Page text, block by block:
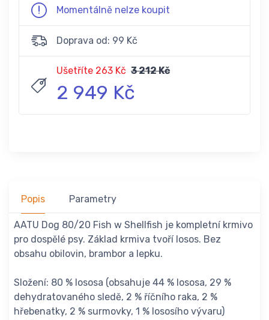
Momentálně nelze koupit
Doprava od: 99 Kč
Ušetříte 263 Kč 3 212 Kč
2 949 Kč
Popis Parametry
AATU Dog 80/20 Fish w Shellfish je kompletní krmivo
pro dospělé psy. Základ krmiva tvoří losos. Bez
obsahu obilovin, brambor a lepku.
Složení: 80 % lososa (obsahuje 44 % lososa, 29 %
dehydratovaného sledě, 2 % říčního raka, 2 %
hřebenatky, 2 % surmovky, 1 % lososího vývaru)